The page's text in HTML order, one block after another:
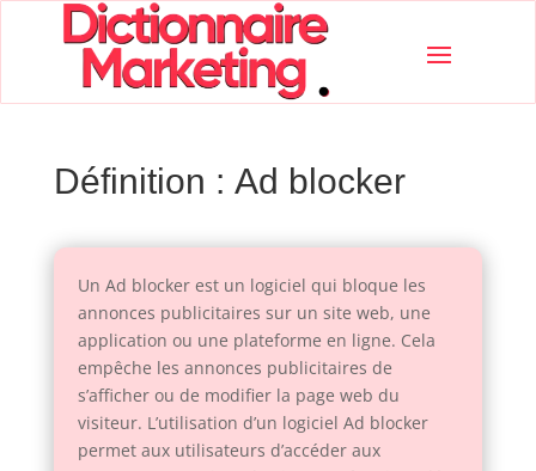
Définition : Ad blocker
Un Ad blocker est un logiciel qui bloque les
annonces publicitaires sur un site web, une
application ou une plateforme en ligne. Cela
empêche les annonces publicitaires de
s’afficher ou de modifier la page web du
visiteur. L’utilisation d’un logiciel Ad blocker
permet aux utilisateurs d’accéder aux